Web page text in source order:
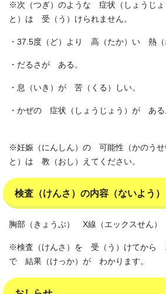
※次（つぎ）のような 症状（しょうじ
と）は 受（う）けられません。
・37.5度（ど）より 高（たか）い 熱（
・だるさが ある。
・息（いき）が 苦（くる）しい。
・かぜの 症状（しょうじょう）が ある
※妊娠（にんしん）の 可能性（かのう
と）は 教（おし）えてください。
検査（けんさ）の内容（ないよう）
胸部（きょうぶ） X線（エックスせん）
※検査（けんさ）を 受（う）けてから
で 結果（けっか）が わかります。